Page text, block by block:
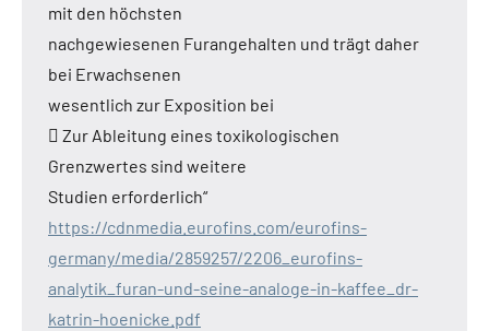
mit den höchsten
nachgewiesenen Furangehalten und trägt daher
bei Erwachsenen
wesentlich zur Exposition bei
 Zur Ableitung eines toxikologischen
Grenzwertes sind weitere
Studien erforderlich“
https://cdnmedia.eurofins.com/eurofins-
germany/media/2859257/2206_eurofins-
analytik_furan-und-seine-analoge-in-kaffee_dr-
katrin-hoenicke.pdf